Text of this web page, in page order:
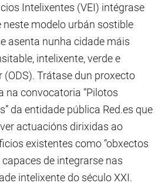
Intelixentes (VEI) intégrase
neste modelo urbán sostible
asenta nunha cidade máis
intelixente, verde e
(ODS). Trátase dun proxecto
na convocatoria “Pilotos
da entidade pública Red.es que
actuacións dirixidas ao
existentes como “obxectos
capaces de integrarse nas
intelixente do século XXI.